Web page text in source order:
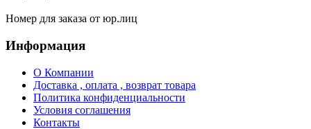
Номер для заказа от юр.лиц
Информация
О Компании
Доставка , оплата , возврат товара
Политика конфиденциальности
Условия соглашения
Контакты